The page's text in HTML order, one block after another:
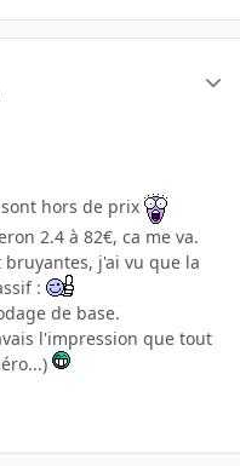
hors de prix
2.4 à 82€, ca me va.
bruyantes, j'ai vu que la
:
de base.
l'impression que tout